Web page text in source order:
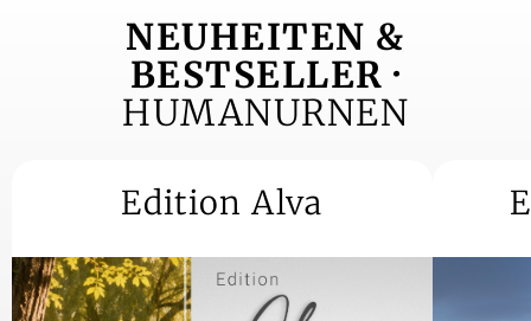
NEUHEITEN &
BESTSELLER ·
HUMANURNEN
Edition Alva